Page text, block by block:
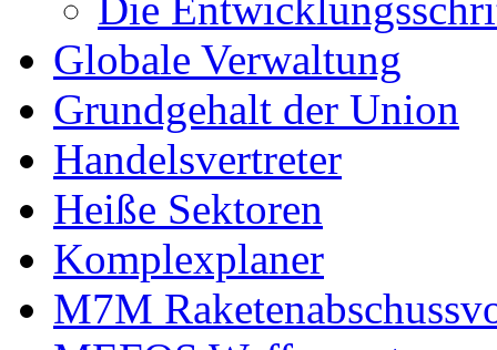
Die
Globale Verwaltung
Grundgehalt der Union
Handelsvertreter
Heiße Sektoren
Komplexplaner
M7M